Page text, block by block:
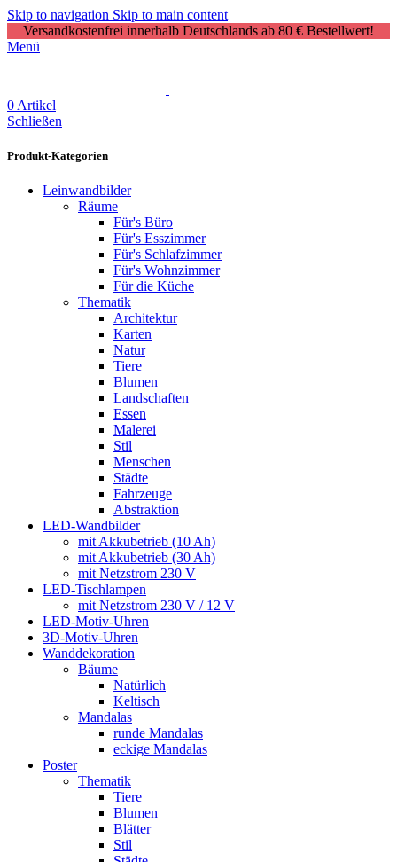
Skip to navigation Skip to main content
Versandkostenfrei innerhalb Deutschlands ab 80 € Bestellwert!
Menü
0 Artikel
Schließen
Produkt-Kategorien
Leinwandbilder
Räume
Für's Büro
Für's Esszimmer
Für's Schlafzimmer
Für's Wohnzimmer
Für die Küche
Thematik
Architektur
Karten
Natur
Tiere
Blumen
Landschaften
Essen
Malerei
Stil
Menschen
Städte
Fahrzeuge
Abstraktion
LED-Wandbilder
mit Akkubetrieb (10 Ah)
mit Akkubetrieb (30 Ah)
mit Netzstrom 230 V
LED-Tischlampen
mit Netzstrom 230 V / 12 V
LED-Motiv-Uhren
3D-Motiv-Uhren
Wanddekoration
Bäume
Natürlich
Keltisch
Mandalas
runde Mandalas
eckige Mandalas
Poster
Thematik
Tiere
Blumen
Blätter
Stil